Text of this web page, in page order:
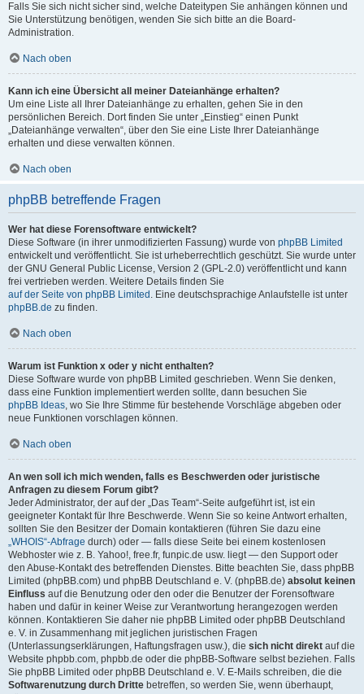
Falls Sie sich nicht sicher sind, welche Dateitypen Sie anhängen können und
Sie Unterstützung benötigen, wenden Sie sich bitte an die Board-
Administration.
Nach oben
Kann ich eine Übersicht all meiner Dateianhänge erhalten?
Um eine Liste all Ihrer Dateianhänge zu erhalten, gehen Sie in den
persönlichen Bereich. Dort finden Sie unter „Einstieg“ einen Punkt
„Dateianhänge verwalten“, über den Sie eine Liste Ihrer Dateianhänge
erhalten und diese verwalten können.
Nach oben
phpBB betreffende Fragen
Wer hat diese Forensoftware entwickelt?
Diese Software (in ihrer unmodifizierten Fassung) wurde von phpBB Limited
entwickelt und veröffentlicht. Sie ist urheberrechtlich geschützt. Sie wurde unter
der GNU General Public License, Version 2 (GPL-2.0) veröffentlicht und kann
frei vertrieben werden. Weitere Details finden Sie
auf der Seite von phpBB Limited . Eine deutschsprachige Anlaufstelle ist unter
phpBB.de zu finden.
Nach oben
Warum ist Funktion x oder y nicht enthalten?
Diese Software wurde von phpBB Limited geschrieben. Wenn Sie denken,
dass eine Funktion implementiert werden sollte, dann besuchen Sie
phpBB Ideas, wo Sie Ihre Stimme für bestehende Vorschläge abgeben oder
neue Funktionen vorschlagen können.
Nach oben
An wen soll ich mich wenden, falls es Beschwerden oder juristische
Anfragen zu diesem Forum gibt?
Jeder Administrator, der auf der „Das Team“-Seite aufgeführt ist, ist ein
geeigneter Kontakt für Ihre Beschwerde. Wenn Sie so keine Antwort erhalten,
sollten Sie den Besitzer der Domain kontaktieren (führen Sie dazu eine
„WHOIS“-Abfrage durch) oder — falls diese Seite bei einem kostenlosen
Webhoster wie z. B. Yahoo!, free.fr, funpic.de usw. liegt — den Support oder
den Abuse-Kontakt des betreffenden Dienstes. Bitte beachten Sie, dass phpBB
Limited (phpBB.com) und phpBB Deutschland e. V. (phpBB.de) absolut keinen
Einfluss auf die Benutzung oder den oder die Benutzer der Forensoftware
haben und dafür in keiner Weise zur Verantwortung herangezogen werden
können. Kontaktieren Sie daher nie phpBB Limited oder phpBB Deutschland
e. V. in Zusammenhang mit jeglichen juristischen Fragen
(Unterlassungserklärungen, Haftungsfragen usw.), die sich nicht direkt auf die
Website phpbb.com, phpbb.de oder die phpBB-Software selbst beziehen. Falls
Sie phpBB Limited oder phpBB Deutschland e. V. E-Mails schreiben, die die
Softwarenutzung durch Dritte betreffen, so werden Sie, wenn überhaupt,